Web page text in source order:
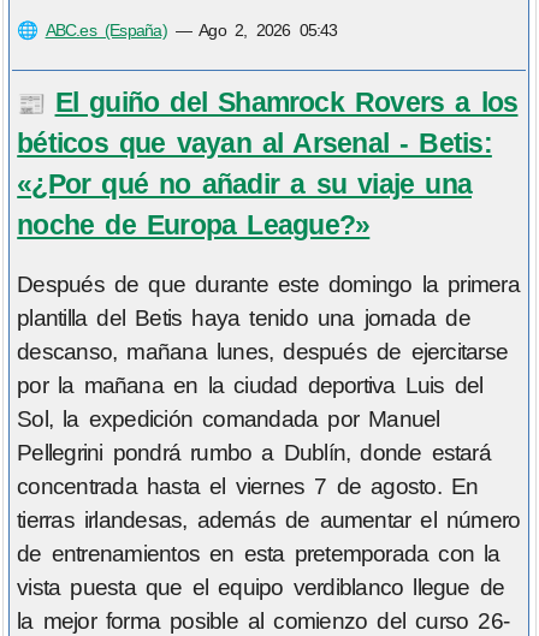
🌐 ABC.es (España)—Ago 2, 2026 05:43
📰 El guiño del Shamrock Rovers a los
béticos que vayan al Arsenal - Betis:
«¿Por qué no añadir a su viaje una
noche de Europa League?»
Después de que durante este domingo la primera
plantilla del Betis haya tenido una jornada de
descanso, mañana lunes, después de ejercitarse
por la mañana en la ciudad deportiva Luis del
Sol, la expedición comandada por Manuel
Pellegrini pondrá rumbo a Dublín, donde estará
concentrada hasta el viernes 7 de agosto. En
tierras irlandesas, además de aumentar el número
de entrenamientos en esta pretemporada con la
vista puesta que el equipo verdiblanco llegue de
la mejor forma posible al comienzo del curso 26-